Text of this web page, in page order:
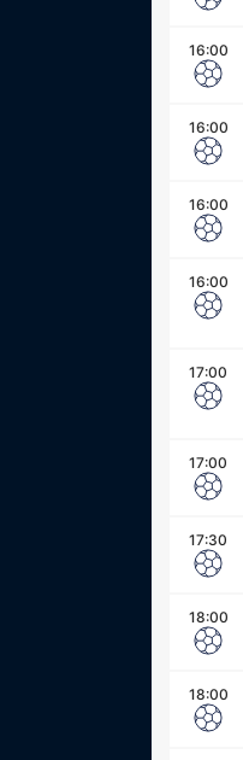
16:00
16:00
16:00
16:00
17:00
17:00
17:30
18:00
18:00